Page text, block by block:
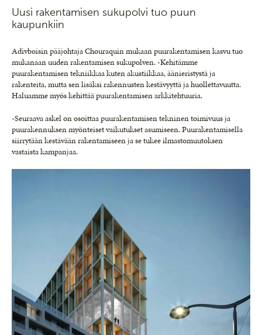
Uusi rakentamisen sukupolvi tuo puun
kaupunkiin
Adivboisin pääjohtaja Chouraquin mukaan puurakentamisen kasvu tuo
mukanaan uuden rakentamisen sukupolven. -Kehitämme
puurakentamisen tekniikkaa kuten akustiikkaa, äänieristystä ja
rakenteita, mutta sen lisäksi rakennusten kestävyyttä ja huollettavuutta.
Haluamme myös kehittää puurakentamisen arkkitehtuuria.
-Seuraava askel on osoittaa puurakentamisen tekninen toimivuus ja
puurakennuksen myönteiset vaikutukset asumiseen. Puurakentamisella
siirrytään kestävään rakentamiseen ja se tukee ilmastomuutoksen
vastaista kampanjaa.